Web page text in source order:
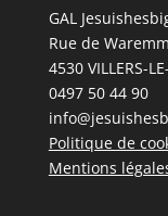
GAL
Rue de
4530 VILLERS-
0497 50 44 90
Politique de
Mentions